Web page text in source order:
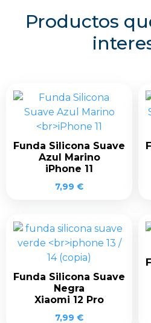
Productos
Funda Silicona Suave
Azul Marino
iPhone 11
7,99 €
Funda Silicona Suave
Negra
Xiaomi 12 Pro
7,99 €